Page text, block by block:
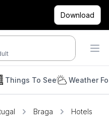
Download
Things To See Weather
Braga Hotels